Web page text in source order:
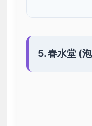
5. 春水堂 (